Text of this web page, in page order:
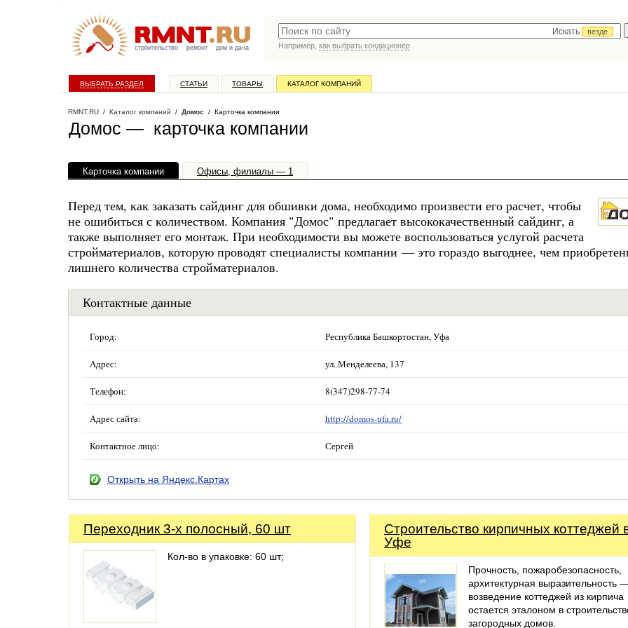
строительство ремонт дом и дача
Искать
везде
Например, как выбрать кондиционер
ВЫБРАТЬ РАЗДЕЛ СТАТЬИ ТОВАРЫ КАТАЛОГ КОМПАНИЙ
RMNT.RU / Каталог компаний / Домос / Карточка компании
Домос — карточка компании
Карточка компании Офисы, филиалы — 1
Перед тем, как заказать сайдинг для обшивки дома, необходимо произвести его расчет, чтобы
не ошибиться с количеством. Компания "Домос" предлагает высококачественный сайдинг, а
также выполняет его монтаж. При необходимости вы можете воспользоваться услугой расчета
стройматериалов, которую проводят специалисты компании — это гораздо выгоднее, чем
лишнего количества стройматериалов.
Контактные данные
Город: Республика Башкортостан, Уфа
Адрес: ул. Менделеева, 137
Телефон: 8(347)298-77-74
Адрес сайта: http://domos-ufa.ru/
Контактное лицо: Сергей
Открыть на Яндекс.Картах
Переходник 3-х полосный, 60 шт
Кол-во в упаковке: 60 шт;
Строительство кирпичных коттеджей
Уфе
Прочность, пожаробезопасность,
архитектурная выразительность
возведение коттеджей из кирпича
остается эталоном в
загородных домов.